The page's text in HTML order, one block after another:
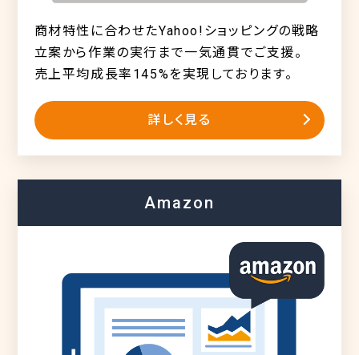
商材特性に合わせたYahoo!ショッピングの戦略
立案から作業の実行まで一気通貫でご支援。
売上平均成長率145%を実現しております。
詳しく見る
Amazon